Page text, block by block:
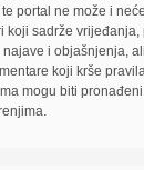
portal ne može i
koji sadrže
i objašnjenja,
koji krše
mogu biti